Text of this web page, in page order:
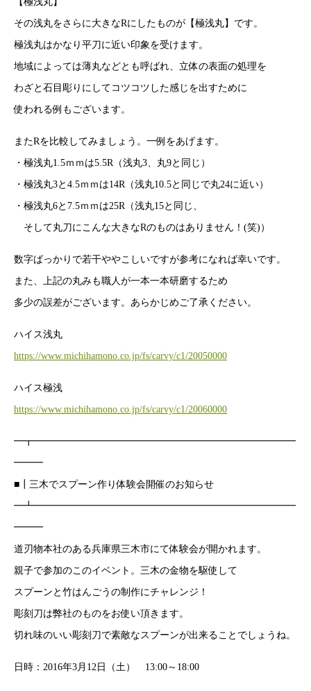
その浅丸をさらに大きなRにしたものが【極浅丸】です。
極浅丸はかなり平刀に近い印象を受けます。
地域によっては薄丸などとも呼ばれ、立体の表面の処理を
わざと石目彫りにしてコツコツした感じを出すために
使われる例もございます。
またRを比較してみましょう。一例をあげます。
・極浅丸1.5ｍｍは5.5R（浅丸3、丸9と同じ）
・極浅丸3と4.5ｍｍは14R（浅丸10.5と同じで丸24に近い）
・極浅丸6と7.5ｍｍは25R（浅丸15と同じ、
そして丸刀にこんな大きなRのものはありません！(笑)）
数字ばっかりで若干ややこしいですが参考になれば幸いです。
また、上記の丸みも職人が一本一本研磨するため
多少の誤差がございます。あらかじめご了承ください。
ハイス浅丸
https://www.michihamono.co.jp/fs/carvy/c1/20050000
ハイス極浅
https://www.michihamono.co.jp/fs/carvy/c1/20060000
━┳━━━━━━━━━━━━━━━━━━━━━━━━━━━
━━━
■┃三木でスプーン作り体験会開催のお知らせ
━┻━━━━━━━━━━━━━━━━━━━━━━━━━━━
━━━
道刃物本社のある兵庫県三木市にて体験会が開かれます。
親子で参加のこのイベント。三木の金物を駆使して
スプーンと竹はんごうの制作にチャレンジ！
彫刻刀は弊社のものをお使い頂きます。
切れ味のいい彫刻刀で素敵なスプーンが出来ることでしょうね。
日時：2016年3月12日（土） 13:00～18:00